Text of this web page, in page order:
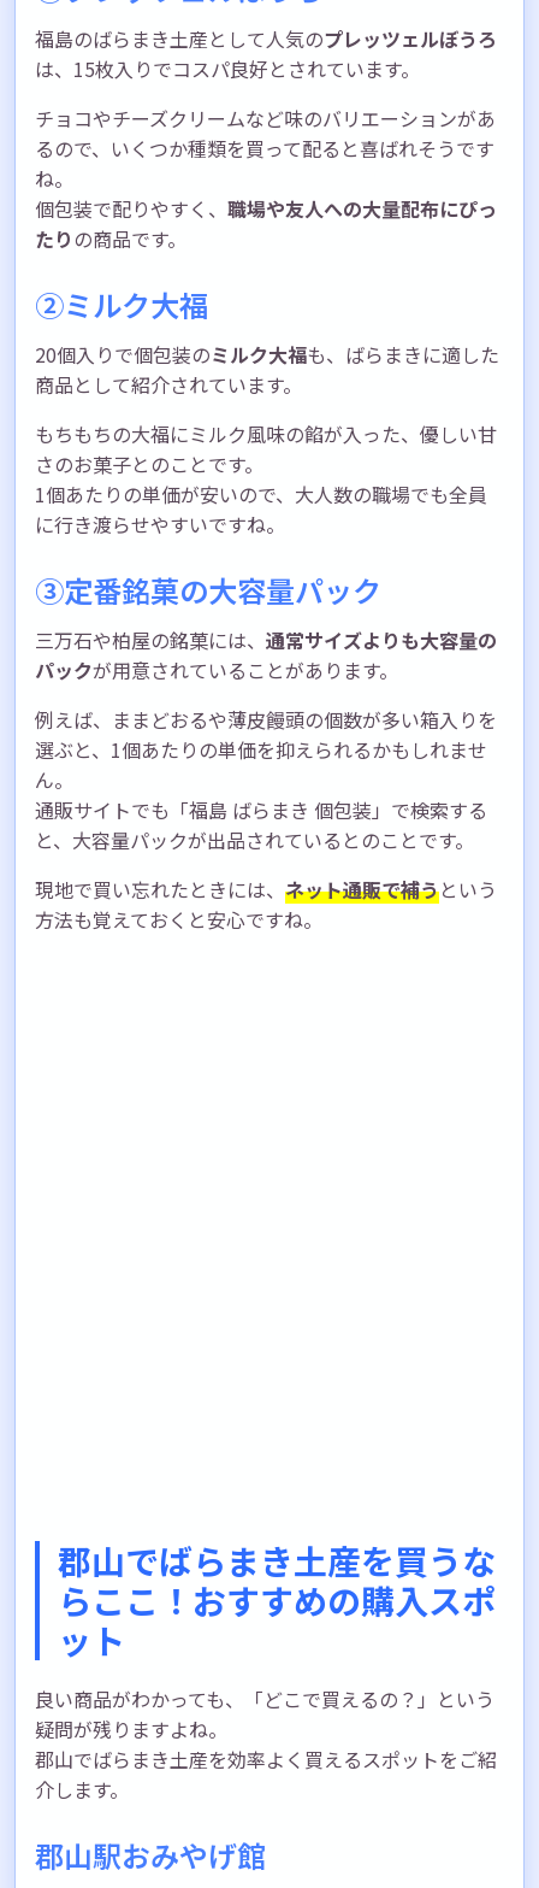
福島のばらまき土産として人気のプレッツェルぼうろ
は、15枚入りでコスパ良好とされています。
チョコやチーズクリームなど味のバリエーションがあ
るので、いくつか種類を買って配ると喜ばれそうです
ね。
個包装で配りやすく、 職場や友人への大量配布にぴっ
たり の商品です。
②ミルク大福
20個入りで個包装のミルク大福も、ばらまきに適した
商品として紹介されています。
もちもちの大福にミルク風味の餡が入った、優しい甘
さのお菓子とのことです。
1個あたりの単価が安いので、大人数の職場でも全員
に行き渡らせやすいですね。
③定番銘菓の大容量パック
三万石や柏屋の銘菓には、 通常サイズよりも大容量の
パックが用意されていることがあります。
例えば、ままどおるや薄皮饅頭の個数が多い箱入りを
選ぶと、1個あたりの単価を抑えられるかもしれませ
ん。
通販サイトでも「福島 ばらまき 個包装」で検索する
と、大容量パックが出品されているとのことです。
現地で買い忘れたときには、 ネット通販で補うという
方法も覚えておくと安心ですね。
郡山でばらまき土産を買うな
らここ！おすすめの購入スポ
ット
良い商品がわかっても、「どこで買えるの？」という
疑問が残りますよね。
郡山でばらまき土産を効率よく買えるスポットをご紹
介します。
郡山駅おみやげ館